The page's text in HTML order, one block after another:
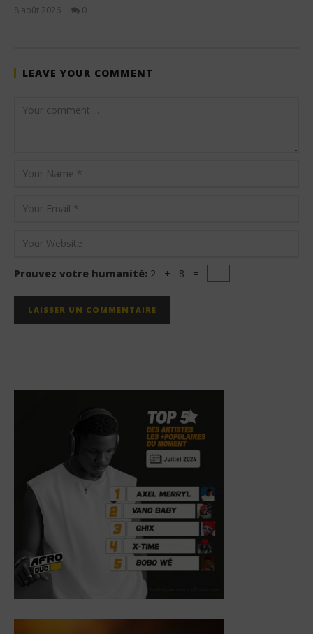
8 août 2026
0
LEAVE YOUR COMMENT
Prouvez votre humanité: 2 + 8 =